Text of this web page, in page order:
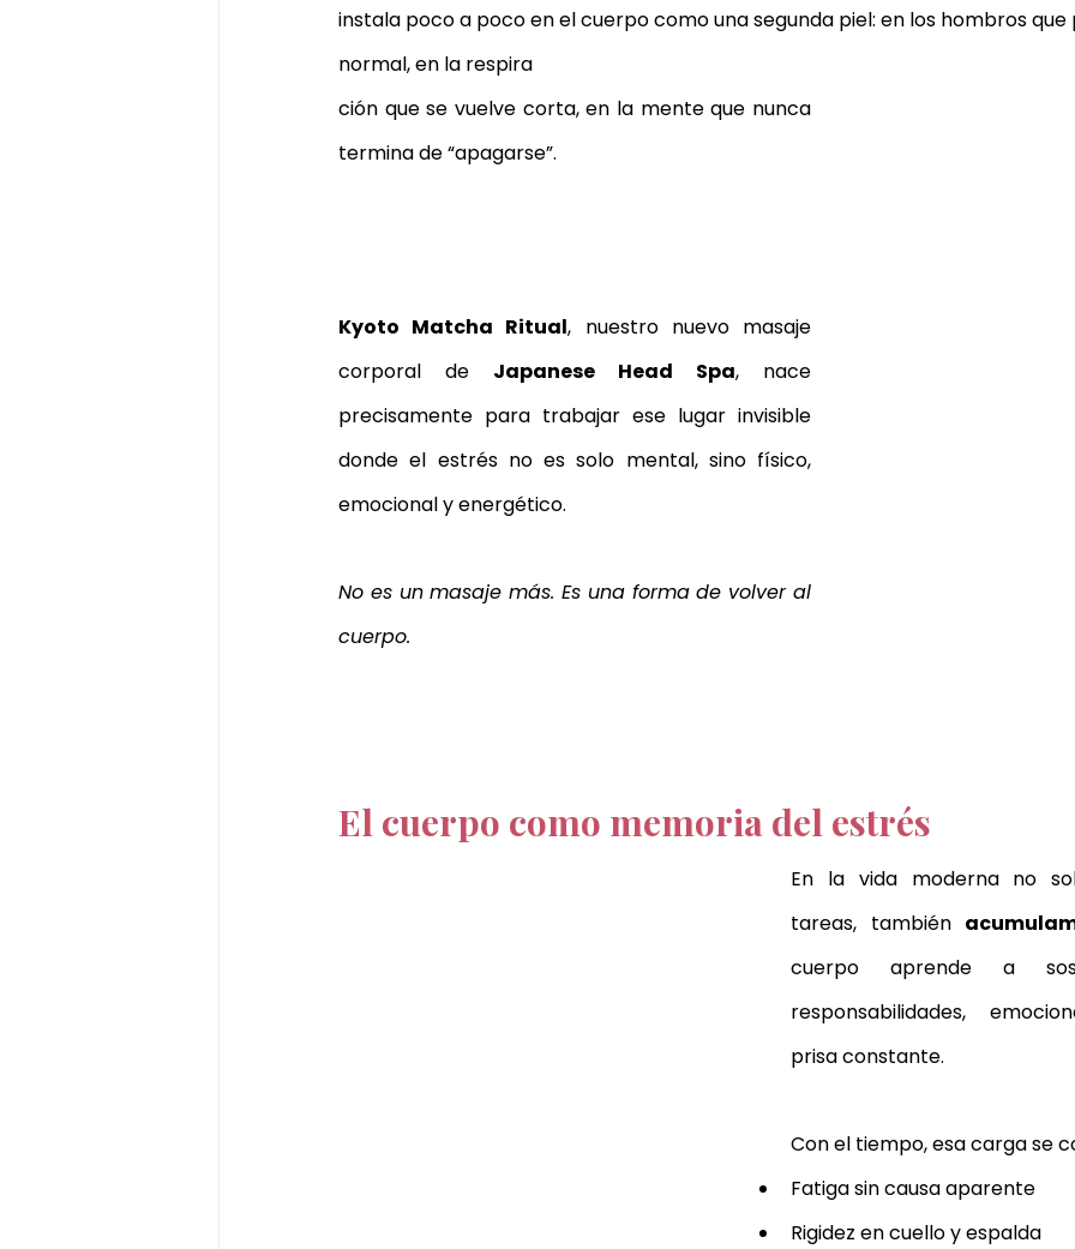
masaje de jengibre Pekin ginger ritual masaje chino de jengibre ritual de jengibre
masajes del mundo masaje de chocolate ritual de chocolate y pistacho
instala poco a poco en el cuerpo como una segunda piel: en los hombros que
normal, en la respira
ción que se vuelve corta, en la mente que nunca
termina de “apagarse”.
Kyoto Matcha Ritual, nuestro nuevo masaje
corporal de Japanese Head Spa, nace
precisamente para trabajar ese lugar invisible
donde el estrés no es solo mental, sino físico,
emocional y energético.
No es un masaje más. Es una forma de volver al
cuerpo.
El cuerpo como memoria del estrés
En la vida moderna no
tareas, también
cuerpo aprende a
responsabilidades,
prisa constante.
Con el tiempo, esa carga se
Fatiga sin causa aparente
Rigidez en cuello y espalda